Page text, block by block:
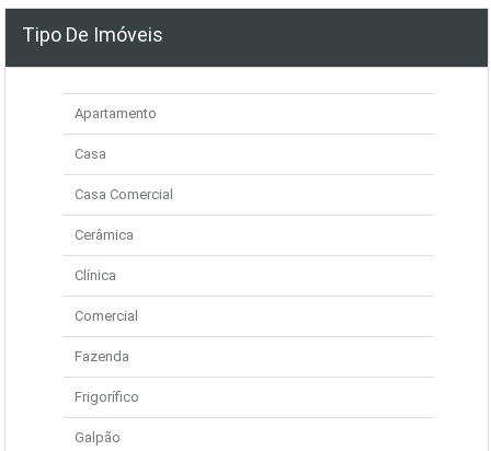
Tipo De Imóveis
Apartamento
Casa
Casa Comercial
Cerâmica
Clínica
Comercial
Fazenda
Frigorífico
Galpão